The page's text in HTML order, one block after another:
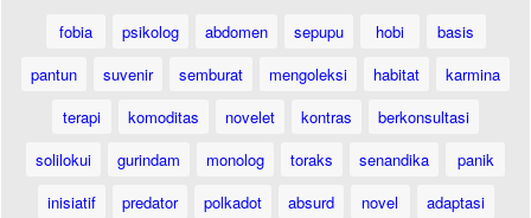
fobia psikolog abdomen sepupu hobi
basis
pantun
suvenir semburat mengoleksi habitat
karmina
terapi
komoditas novelet kontras
berkonsultasi
solilokui
gurindam monolog toraks senandika
panik
inisiatif
predator polkadot absurd novel
adaptasi